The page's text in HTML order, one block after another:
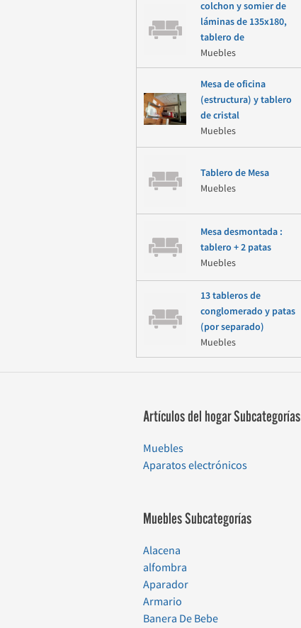
colchon y somier de
láminas de 135x180,
tablero de
Muebles
Mesa de oficina
(estructura) y tablero
de cristal
Muebles
Tablero de Mesa
Muebles
Mesa desmontada :
tablero + 2 patas
Muebles
13 tableros de
conglomerado y patas
(por separado)
Muebles
Artículos del hogar Subcategorías
Muebles
Aparatos electrónicos
Muebles Subcategorías
Alacena
alfombra
Aparador
Armario
Banera De Bebe